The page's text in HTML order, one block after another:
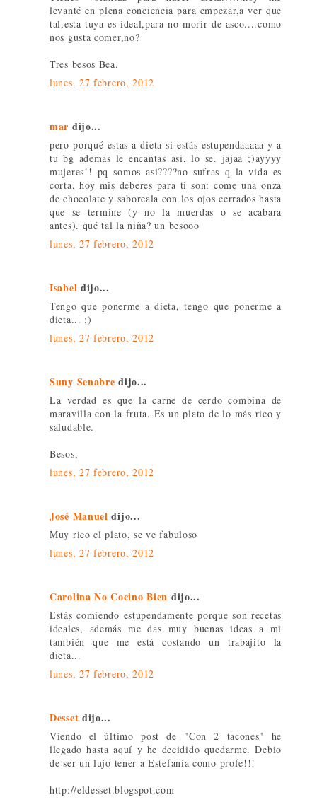
levanté en plena conciencia para empezar,a ver que
tal,esta tuya es ideal,para no morir de asco....como
nos gusta comer,no?
Tres besos Bea.
lunes, 27 febrero, 2012
mar dijo...
pero porqué estas a dieta si estás estupendaaaaa y a
tu bg ademas le encantas asi, lo se. jajaa ;)ayyyy
mujeres!! pq somos asi????no sufras q la vida es
corta, hoy mis deberes para ti son: come una onza
de chocolate y saboreala con los ojos cerrados hasta
que se termine (y no la muerdas o se acabara
antes). qué tal la niña? un besooo
lunes, 27 febrero, 2012
Isabel dijo...
Tengo que ponerme a dieta, tengo que ponerme a
dieta... ;)
lunes, 27 febrero, 2012
Suny Senabre dijo...
La verdad es que la carne de cerdo combina de
maravilla con la fruta. Es un plato de lo más rico y
saludable.
Besos,
lunes, 27 febrero, 2012
José Manuel dijo...
Muy rico el plato, se ve fabuloso
lunes, 27 febrero, 2012
Carolina No Cocino Bien dijo...
Estás comiendo estupendamente porque son recetas
ideales, además me das muy buenas ideas a mi
también que me está costando un trabajito la
dieta...
lunes, 27 febrero, 2012
Desset dijo...
Viendo el último post de "Con 2 tacones" he
llegado hasta aquí y he decidido quedarme. Debio
de ser un lujo tener a Estefanía como profe!!!
http://eldesset.blogspot.com